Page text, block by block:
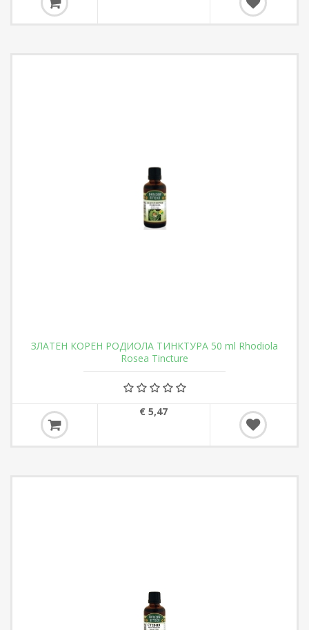
ЗЛАТЕН КОРЕН РОДИОЛА ТИНКТУРА 50 ml Rhodiola
Rosea Tincture
€ 5,47